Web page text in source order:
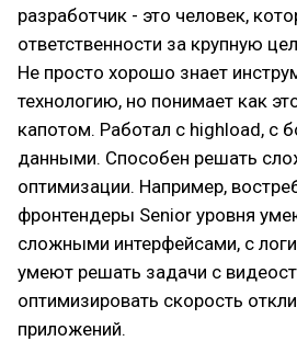
разработчик - это человек,
ответственности за крупную
Не просто хорошо знает
технологию, но понимает как
капотом. Работал с highload, с
данными. Способен решать
оптимизации. Например,
фронтендеры Senior уровня
сложными интерфейсами, с
умеют решать задачи с
оптимизировать скорость
приложений.